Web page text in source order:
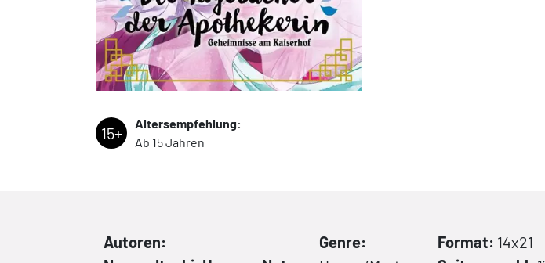
15+
Altersempfehlung:
Ab 15 Jahren
Autoren:
Genre:
Format: 14x21